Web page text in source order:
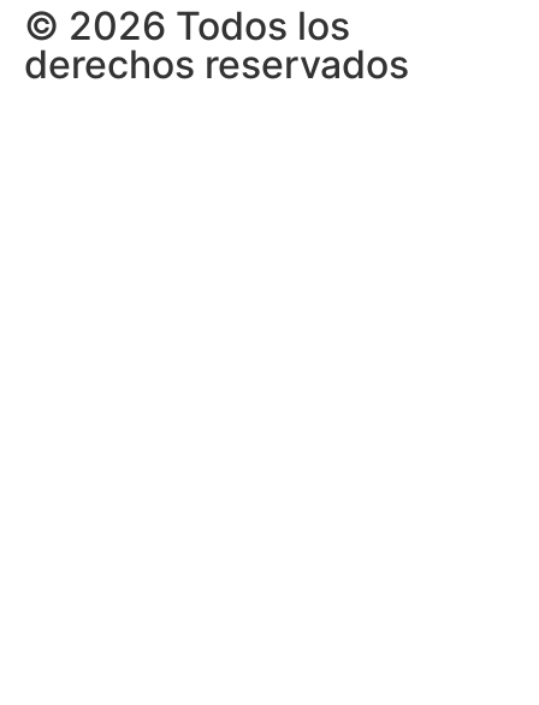
© 2026 Todos los
derechos reservados